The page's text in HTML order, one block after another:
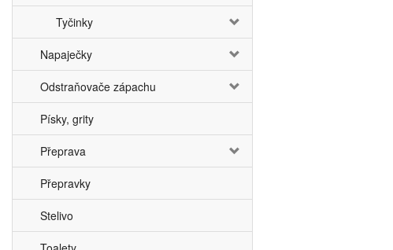
Tyčinky
Napaječky
Odstraňovače zápachu
Písky, grity
Přeprava
Přepravky
Stelivo